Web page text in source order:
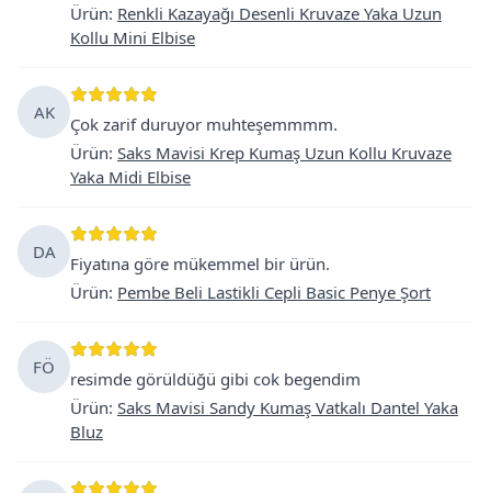
Ürün: Renkli Kazayağı Desenli Kruvaze Yaka Uzun
Kollu Mini Elbise
AK
Çok zarif duruyor muhteşemmmm.
Ürün: Saks Mavisi Krep Kumaş Uzun Kollu Kruvaze
Yaka Midi Elbise
DA
Fiyatına göre mükemmel bir ürün.
Ürün: Pembe Beli Lastikli Cepli Basic Penye Şort
FÖ
resimde görüldüğü gibi cok begendim
Ürün: Saks Mavisi Sandy Kumaş Vatkalı Dantel Yaka
Bluz